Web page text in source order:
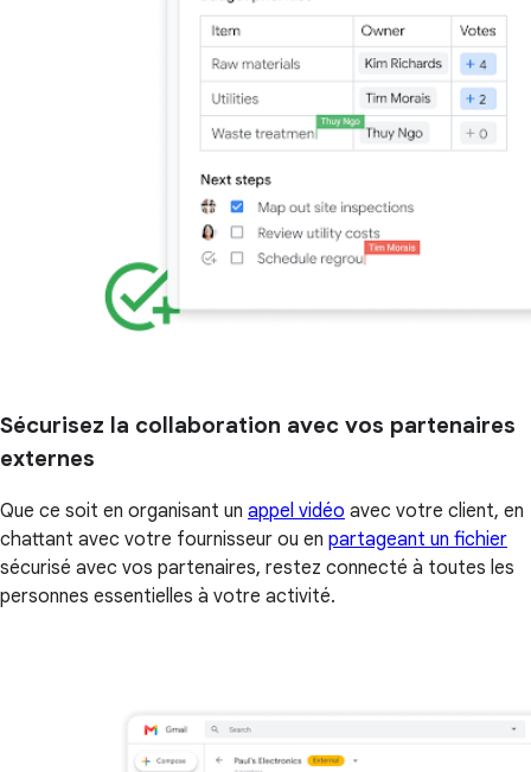
Sécurisez la collaboration avec vos partenaires
externes
Que ce soit en organisant un appel vidéo avec votre client, en
chattant avec votre fournisseur ou en partageant un fichier
sécurisé avec vos partenaires, restez connecté à toutes les
personnes essentielles à votre activité.